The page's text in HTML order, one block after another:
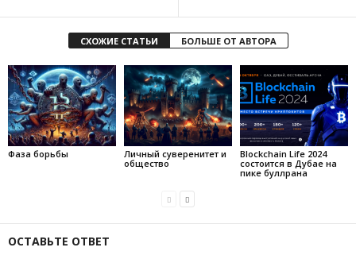
СХОЖИЕ СТАТЬИ БОЛЬШЕ ОТ АВТОРА
Фаза борьбы
Личный суверенитет и
общество
Blockchain Life 2024
состоится в Дубае на
пике буллрана
ОСТАВЬТЕ ОТВЕТ